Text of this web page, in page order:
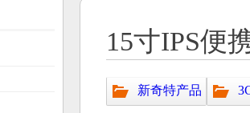
15寸IPS便
新奇特产品